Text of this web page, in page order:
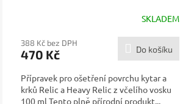
SKLADEM
388 Kč bez DPH
470 Kč Do košíku
Přípravek pro ošetření povrchu kytar a
krků Relic a Heavy Relic z včelího vosku
100 ml Tento plně přírodní produkt...